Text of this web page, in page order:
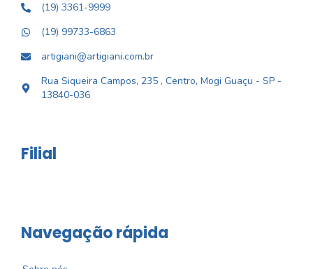
(19) 3361-9999
(19) 99733-6863
artigiani@artigiani.com.br
Rua Siqueira Campos, 235 , Centro, Mogi Guaçu - SP -
13840-036
Filial
Navegação rápida